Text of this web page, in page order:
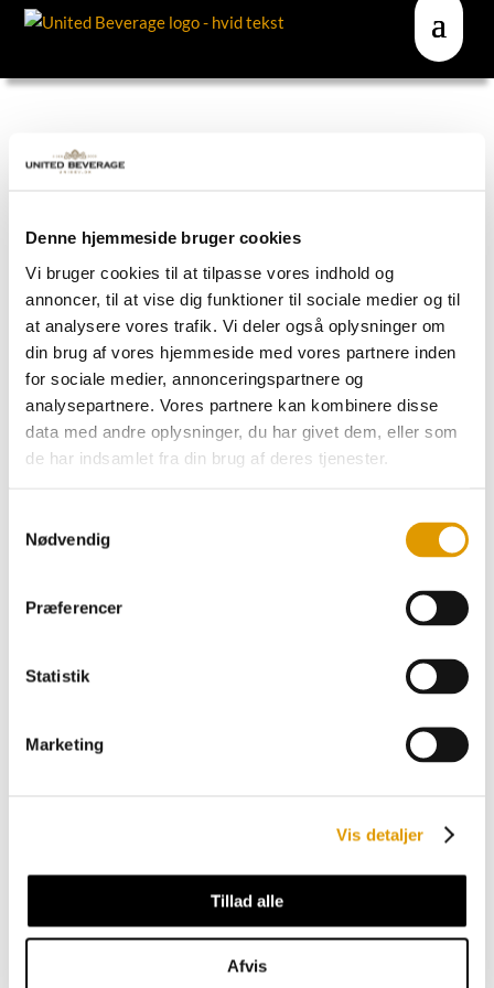
Denne hjemmeside bruger cookies
Vi bruger cookies til at tilpasse vores indhold og
annoncer, til at vise dig funktioner til sociale medier og til
at analysere vores trafik. Vi deler også oplysninger om
din brug af vores hjemmeside med vores partnere inden
for sociale medier, annonceringspartnere og
analysepartnere. Vores partnere kan kombinere disse
data med andre oplysninger, du har givet dem, eller som
de har indsamlet fra din brug af deres tjenester.
Nødvendig
Præferencer
Statistik
Marketing
Vis detaljer
Tillad alle
Afvis
Returforsendelse
pant tilbage? Se hvordan du nemt gør dette herunder.
Skal du sende tomme pantfustager retur? Kontakt
kundeservice på 70150080 /ordre@uni-b.com
Så aftaler vi sammen en afhentningsdag og booker
fragten for dig!
8240 Risskov
ordre@uni-b.com
CVR nr.: 35412476